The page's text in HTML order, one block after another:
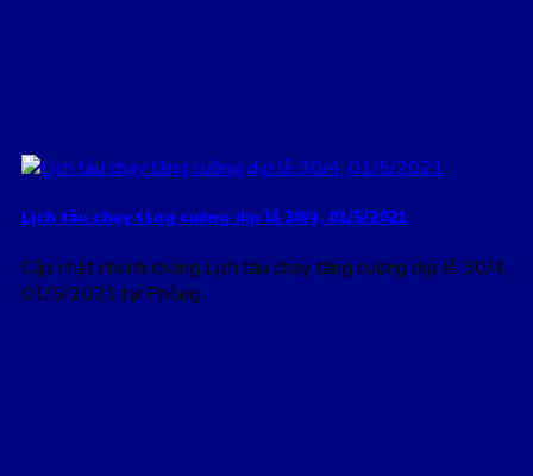
Lịch tàu chạy tăng cường dịp lễ 30/4, 01/5/2021
Cập nhật nhanh chóng Lịch tàu chạy tăng cường dịp lễ 30/4,
01/5/2021 tại Phòng